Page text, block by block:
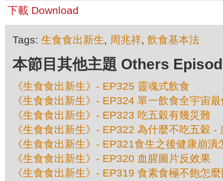
下載 Download
Tags: 生食食出新生, 周兆祥, 飲食基本法
本節目其他主題 Others
《生食食出新生》- EP325 靈魂式飲食
《生食食出新生》- EP324 單一飲食全宇宙
《生食食出新生》- EP323 吃五穀有幾災難
《生食食出新生》- EP322 為什麼不吃五穀 -
《生食食出新生》- EP321食生之後健康崩潰
《生食食出新生》- EP320 血腥圖片反效果
《生食食出新生》- EP319 食素食極不飽怎